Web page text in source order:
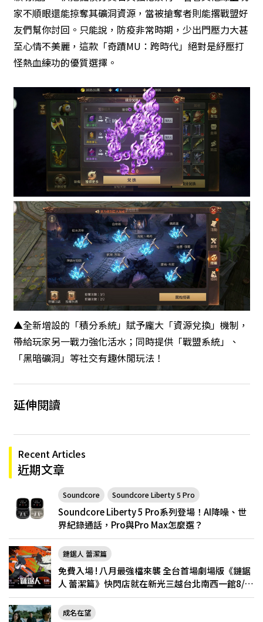
家不順眼還能掠奪其礦洞資源，當被搶奪者則能撂戰盟好
友們幫你討回。只能說，防疫非常時期，少出門壓力大甚
至心情不美麗，這款「奇蹟MU：跨時代」絕對是紓壓打
怪熱血練功的優質選擇。
▲全新增設的「積分系統」賦予龐大「資源兌換」機制，
帶給玩家另一戰力強化活水；同時提供「戰盟系統」、
「黑暗礦洞」等社交有趣休閒玩法！
延伸閱讀
Recent Articles
近期文章
Soundcore Soundcore Liberty 5 Pro
Soundcore Liberty 5 Pro系列登場！AI降噪、世
界紀錄通話，Pro與Pro Max怎麼選？
鏈鋸人 蕾潔篇
免費入場 ! 八月最強檔來襲 全台首場劇場版《鏈鋸
人 蕾潔篇》快閃店就在新光三越台北南西一館8/6
限定登場
成名在望